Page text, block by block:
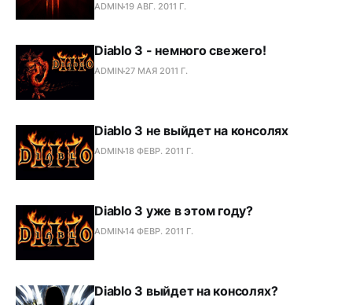
ADMIN19 АВГ. 2011 Г.
Diablo 3 - немного свежего!
ADMIN 27 МАЯ 2011 Г.
Diablo 3 не выйдет на консолях
ADMIN18 ФЕВР. 2011 Г.
Diablo 3 уже в этом году?
ADMIN14 ФЕВР. 2011 Г.
Diablo 3 выйдет на консолях?